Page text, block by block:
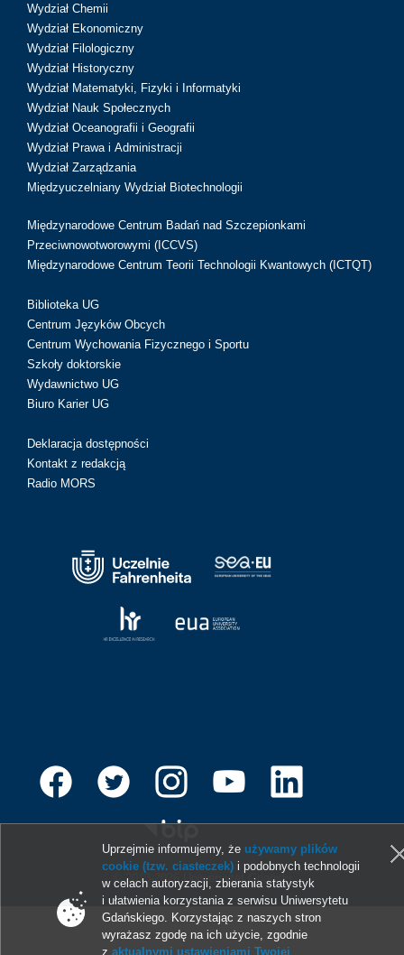
Wydział Chemii
Wydział Ekonomiczny
Wydział Filologiczny
Wydział Historyczny
Wydział Matematyki, Fizyki i Informatyki
Wydział Nauk Społecznych
Wydział Oceanografii i Geografii
Wydział Prawa i Administracji
Wydział Zarządzania
Międzyuczelniany Wydział Biotechnologii
Międzynarodowe Centrum Badań nad Szczepionkami
Przeciwnowotworowymi (ICCVS)
Międzynarodowe Centrum Teorii Technologii Kwantowych (ICTQT)
Biblioteka UG
Centrum Języków Obcych
Centrum Wychowania Fizycznego i Sportu
Szkoły doktorskie
Wydawnictwo UG
Biuro Karier UG
Deklaracja dostępności
Kontakt z redakcją
Radio MORS
© 2013-2026 Uniwersytet Gdański
Uprzejmie informujemy, że używamy plików
cookie (tzw. ciasteczek) i podobnych technologii
w celach autoryzacji, zbierania statystyk
i ułatwienia korzystania z serwisu Uniwersytetu
Gdańskiego. Korzystając z naszych stron
wyrażasz zgodę na ich użycie, zgodnie
zaktualnymi ustawieniami Twojej